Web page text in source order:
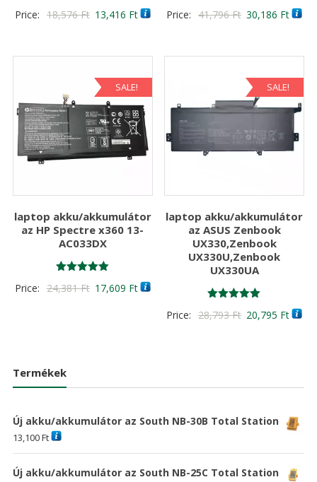
5.00
Price: 18,576Ft Original
13,416 FtCurrent
4.00
Price: 41,796Ft Original
30,186 Ft
SALE!
laptop akku/akkumulátor
az HP Spectre x360 13-
AC033DX
5.00
Price: 24,381Ft Original
17,609 FtCurrent
SALE!
laptop akku/akkumulátor
az ASUS Zenbook
UX330,Zenbook
UX330U,Zenbook
UX330UA
5.00
Price: 28,793Ft Original
20,795 Ft
Termékek
Új akku/akkumulátor az South NB-30B Total Station
13,100Ft
Új akku/akkumulátor az South NB-25C Total Station